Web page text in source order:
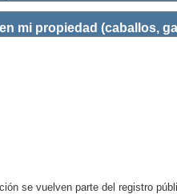
mi propiedad (caballos,
se vuelven parte del registro